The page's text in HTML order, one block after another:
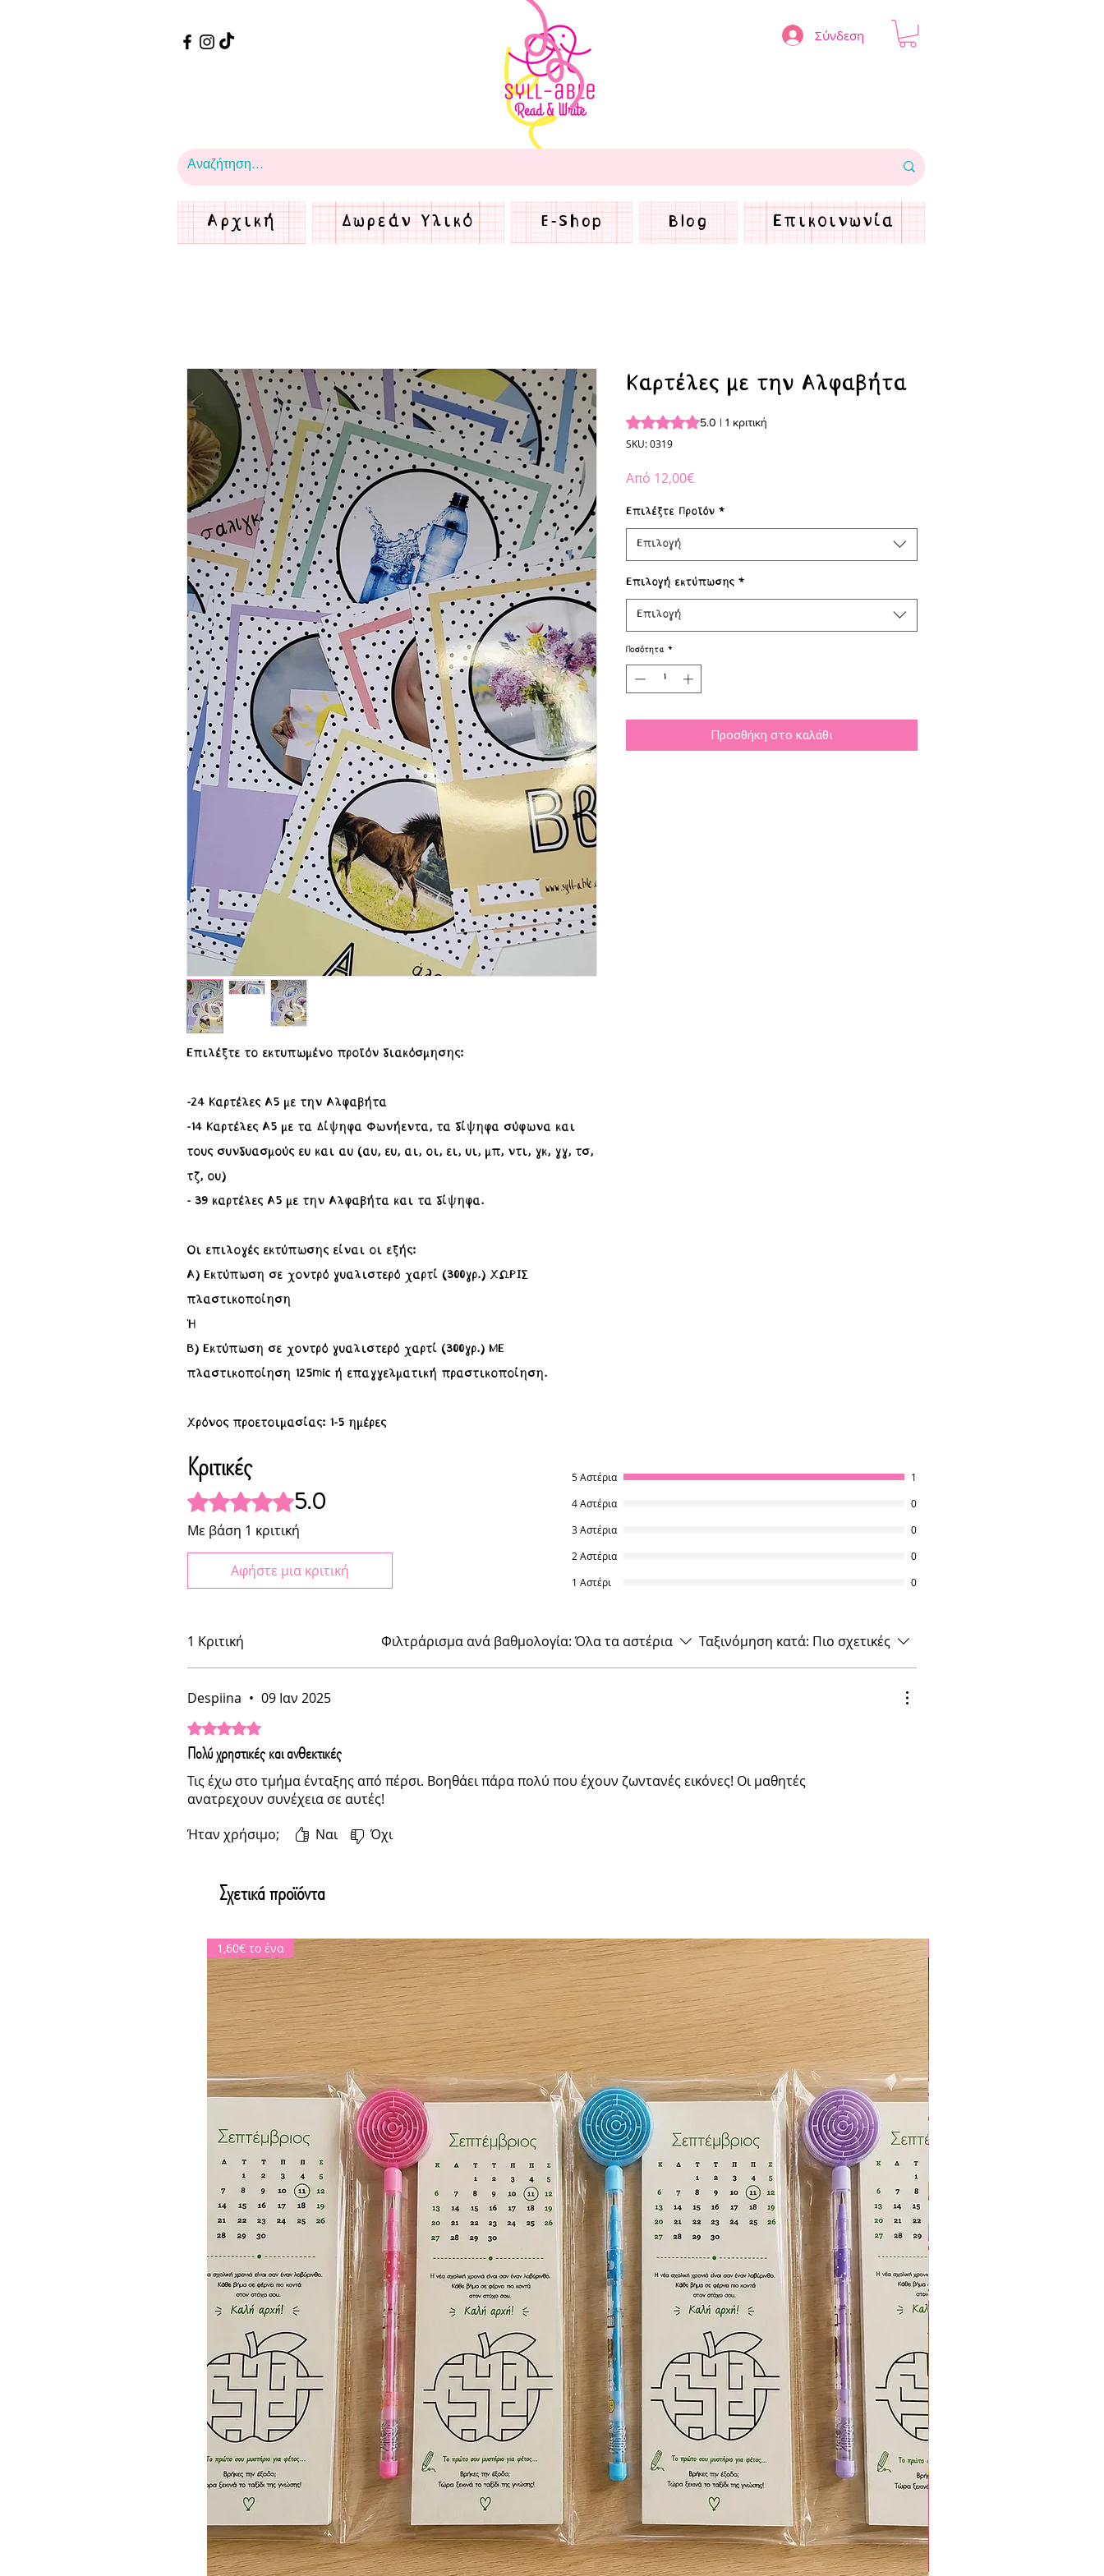
Σύνδεση
Αρχική Δωρεάν Υλικό E-Shop Blog Επικοινωνία
Επιλέξτε το εκτυπωμένο προϊόν διακόσμησης:
-24 Καρτέλες Α5 με την Αλφαβήτα
-14 Καρτέλες Α5 με τα Δίψηφα Φωνήεντα, τα δίψηφα σύφωνα και
τους συνδυασμούς ευ και αυ (αυ, ευ, αι, οι, ει, υι, μπ, ντι, γκ, γγ, τσ,
τζ, ου)
- 39 καρτέλες Α5 με την Αλφαβήτα και τα δίψηφα.
Οι επιλογές εκτύπωσης είναι οι εξής:
Α) Εκτύπωση σε χοντρό γυαλιστερό χαρτί (300γρ.) ΧΩΡΙΣ
πλαστικοποίηση
Ή
Β) Εκτύπωση σε χοντρό γυαλιστερό χαρτί (300γρ.) ΜΕ
πλαστικοποίηση 125mic ή επαγγελματική πραστικοποίηση.
Χρόνος προετοιμασίας: 1-5 ημέρες
Καρτέλες με την Αλφαβήτα
Rating is 5.0 out of five stars based on 1 review
5.0 | 1 κριτική
SKU: 0319
Από 12,00€Τιμή
Επιλέξτε Προϊόν *
Επιλογή
Επιλογή εκτύπωσης *
Επιλογή
Ποσότητα *
Προσθήκη στο καλάθι
Κριτικές
Βαθμολογήθηκε με 5 από 5 αστέρια.
5.0
Με βάση 1 κριτική
Αφήστε μια κριτική
5 Αστέρια
1
4 Αστέρια
0
3 Αστέρια
0
2 Αστέρια
0
1 Αστέρι
0
1 Κριτική Φιλτράρισμα ανά βαθμολογία: Όλα τα αστέρια Ταξινόμηση κατά: Πιο σχετικές
Despiina • 09 Ιαν 2025
Βαθμολογήθηκε με 5 από 5 αστέρια.
Πολύ χρηστικές και ανθεκτικές
Τις έχω στο τμήμα ένταξης από πέρσι. Βοηθάει πάρα πολύ που έχουν ζωντανές εικόνες! Οι μαθητές
ανατρεχουν συνέχεια σε αυτές!
Ήταν χρήσιμο;
Ναι Όχι
Σχετικά προϊόντα
1,60€ το ένα